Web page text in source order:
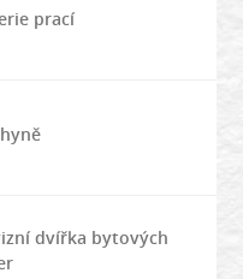
prací
dvířka bytových